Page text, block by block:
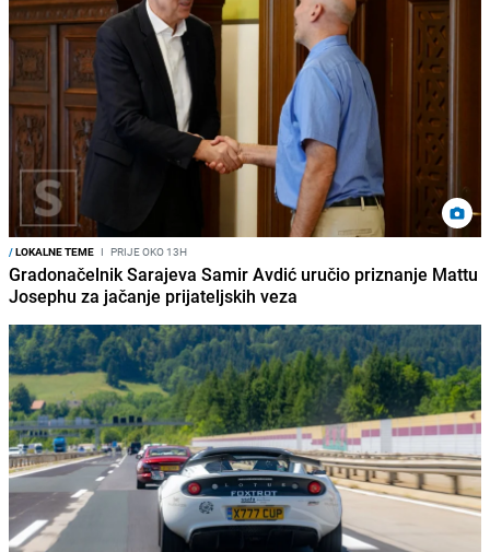
/LOKALNE TEME I PRIJE OKO 13H
Gradonačelnik Sarajeva Samir Avdić uručio priznanje Mattu
Josephu za jačanje prijateljskih veza